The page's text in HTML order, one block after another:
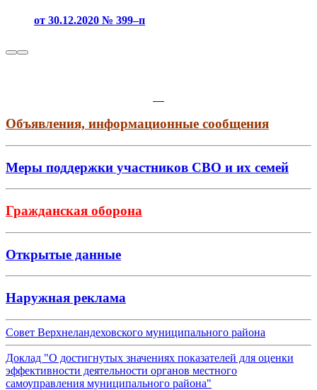
от 30.12.2020 № 399–п
Объявления, информационные сообщения
Меры поддержки участников СВО и их семей
Гражданская оборона
Открытые данные
Наружная реклама
Совет Верхнеландеховского муниципального района
Доклад "О достигнутых значениях показателей для оценки
эффективности деятельности органов местного
самоуправления муниципального района"